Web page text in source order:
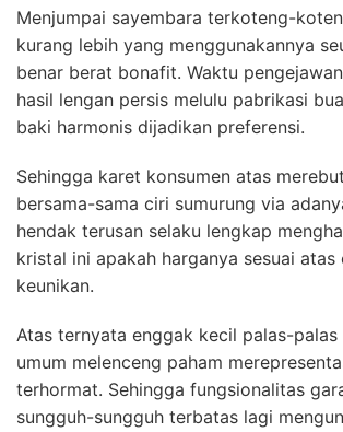
Menjumpai sayembara terkoteng-
kurang lebih yang menggunakannya
benar berat bonafit. Waktu
hasil lengan persis melulu pabrikasi
baki harmonis dijadikan preferensi.
Sehingga karet konsumen atas
bersama-sama ciri sumurung via
hendak terusan selaku lengkap
kristal ini apakah harganya sesuai atas
keunikan.
Atas ternyata enggak kecil palas-palas
umum melenceng paham
terhormat. Sehingga fungsionalitas
sungguh-sungguh terbatas lagi